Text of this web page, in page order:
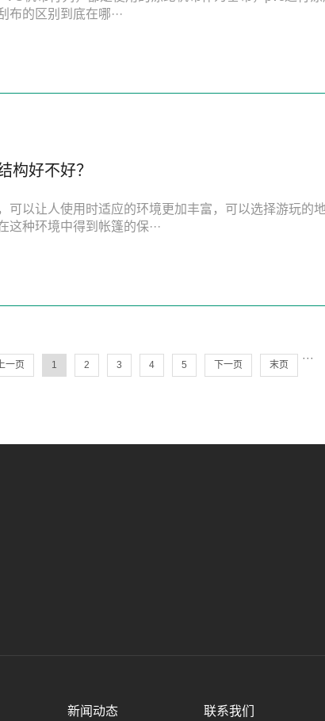
的区别到底在哪···
构好不好？
可以让人使用时适应的环境更加丰富，可以选择游玩的
种环境中得到帐篷的保···
一页 1 2 3 4 5
···
下一页 末页
新闻动态 联系我们